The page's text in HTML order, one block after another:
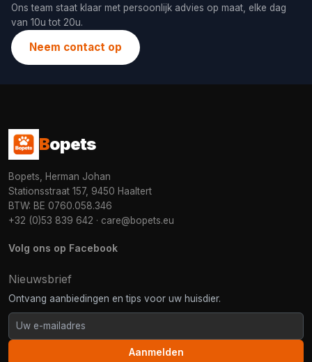
Ons team staat klaar met persoonlijk advies op maat, elke dag
van 10u tot 20u.
Neem contact op
Bopets
Bopets, Herman Johan
Stationsstraat 157, 9450 Haaltert
BTW: BE 0760.058.346
+32 (0)53 839 642 · care@bopets.eu
Volg ons op Facebook
Nieuwsbrief
Ontvang aanbiedingen en tips voor uw huisdier.
Aanmelden